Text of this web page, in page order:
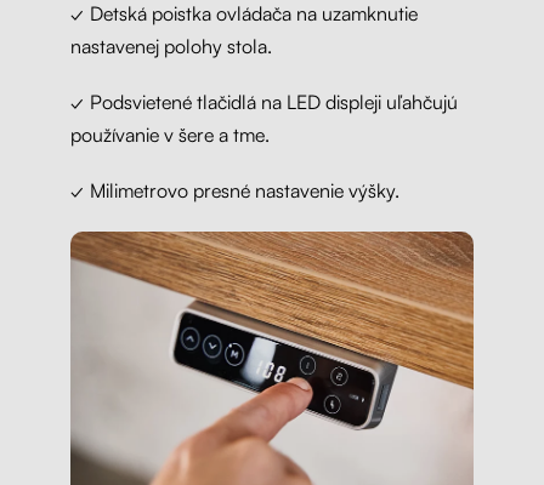
✓ Detská poistka ovládača na uzamknutie
nastavenej polohy stola.
✓ Podsvietené tlačidlá na LED displeji uľahčujú
používanie v šere a tme.
✓ Milimetrovo presné nastavenie výšky.